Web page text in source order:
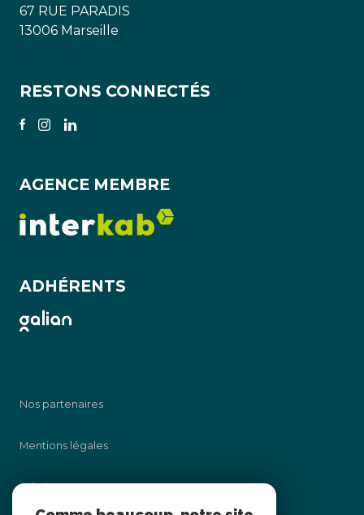
67 RUE PARADIS
13006 Marseille
RESTONS CONNECTÉS
AGENCE MEMBRE
ADHÉRENTS
Nos partenaires
Mentions légales
Admin